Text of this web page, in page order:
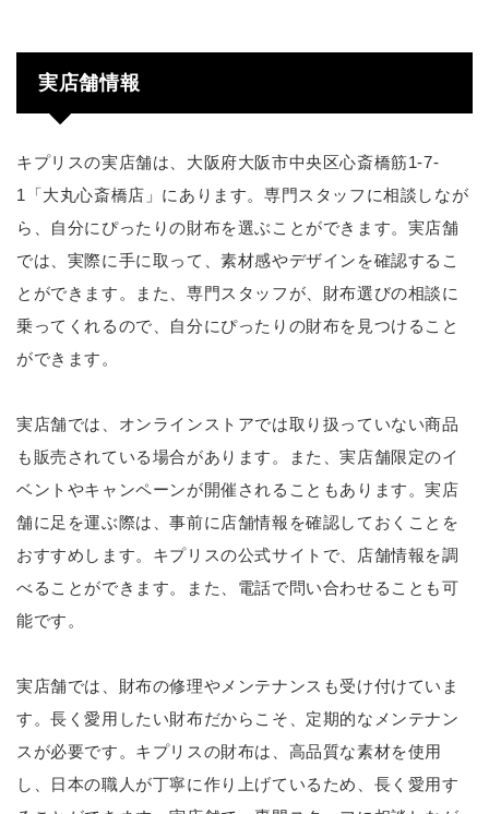
実店舗情報
キプリスの実店舗は、大阪府大阪市中央区心斎橋筋1-7-
1「大丸心斎橋店」にあります。専門スタッフに相談しなが
ら、自分にぴったりの財布を選ぶことができます。実店舗
では、実際に手に取って、素材感やデザインを確認するこ
とができます。また、専門スタッフが、財布選びの相談に
乗ってくれるので、自分にぴったりの財布を見つけること
ができます。
実店舗では、オンラインストアでは取り扱っていない商品
も販売されている場合があります。また、実店舗限定のイ
ベントやキャンペーンが開催されることもあります。実店
舗に足を運ぶ際は、事前に店舗情報を確認しておくことを
おすすめします。キプリスの公式サイトで、店舗情報を調
べることができます。また、電話で問い合わせることも可
能です。
実店舗では、財布の修理やメンテナンスも受け付けていま
す。長く愛用したい財布だからこそ、定期的なメンテナン
スが必要です。キプリスの財布は、高品質な素材を使用
し、日本の職人が丁寧に作り上げているため、長く愛用す